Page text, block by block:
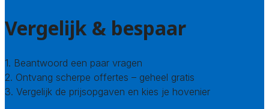
Vergelijk & bespaar
1. Beantwoord een paar vragen
2. Ontvang scherpe offertes – geheel gratis
3. Vergelijk de prijsopgaven en kies je hovenier